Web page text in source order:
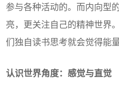
参与各种活动的。而内向型
亮，更关注自己的精神世界
们独自读书思考就会觉得能量
认识世界角度：感觉与直觉